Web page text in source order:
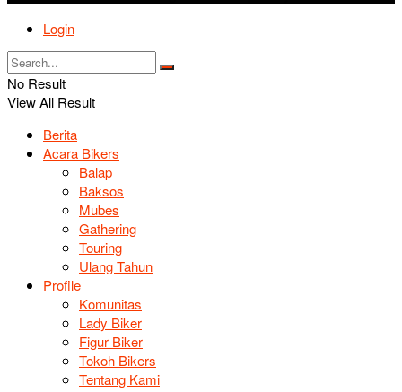
Login
No Result
View All Result
Berita
Acara Bikers
Balap
Baksos
Mubes
Gathering
Touring
Ulang Tahun
Profile
Komunitas
Lady Biker
Figur Biker
Tokoh Bikers
Tentang Kami